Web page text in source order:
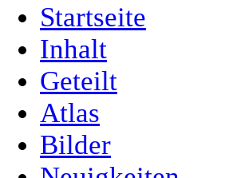
Startseite
Inhalt
Geteilt
Atlas
Bilder